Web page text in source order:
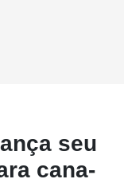
seu
cana-